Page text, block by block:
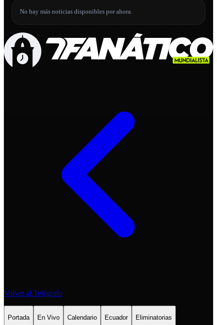
No hay más noticias disponibles por ahora.
Volver al Telégrafo
Portada En Vivo Calendario Ecuador Eliminatorias